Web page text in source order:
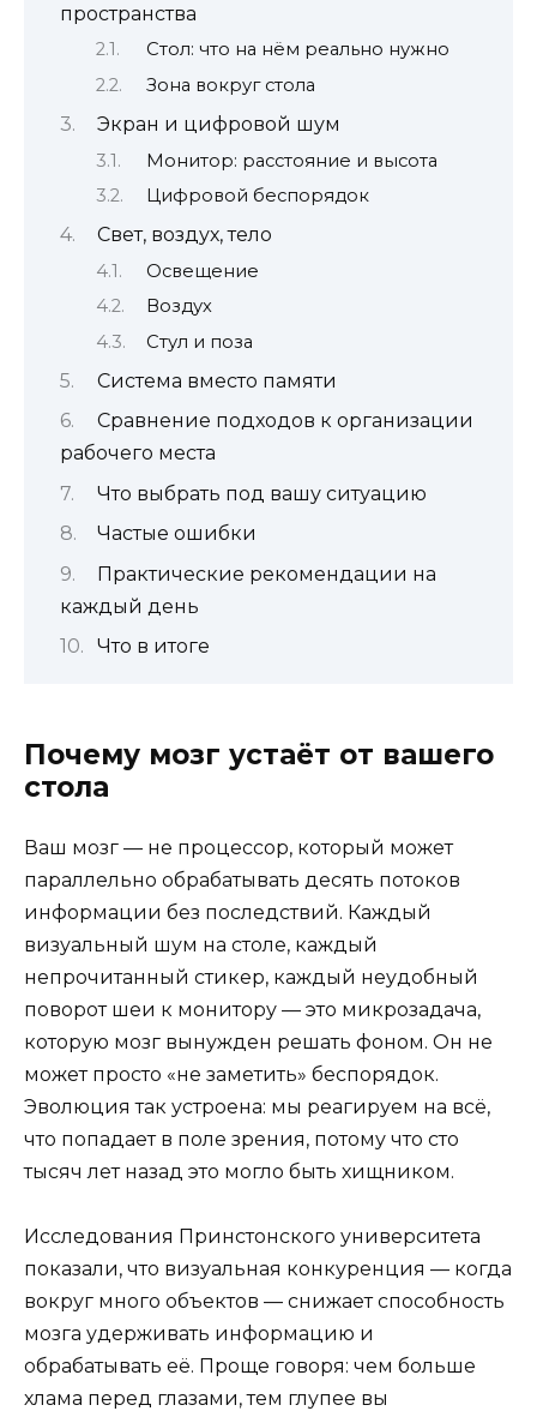
пространства
Стол: что на нём реально нужно
Зона вокруг стола
Экран и цифровой шум
Монитор: расстояние и высота
Цифровой беспорядок
Свет, воздух, тело
Освещение
Воздух
Стул и поза
Система вместо памяти
Сравнение подходов к организации
рабочего места
Что выбрать под вашу ситуацию
Частые ошибки
Практические рекомендации на
каждый день
Что в итоге
Почему мозг устаёт от вашего
стола
Ваш мозг — не процессор, который может
параллельно обрабатывать десять потоков
информации без последствий. Каждый
визуальный шум на столе, каждый
непрочитанный стикер, каждый неудобный
поворот шеи к монитору — это микрозадача,
которую мозг вынужден решать фоном. Он не
может просто «не заметить» беспорядок.
Эволюция так устроена: мы реагируем на всё,
что попадает в поле зрения, потому что сто
тысяч лет назад это могло быть хищником.
Исследования Принстонского университета
показали, что визуальная конкуренция — когда
вокруг много объектов — снижает способность
мозга удерживать информацию и
обрабатывать её. Проще говоря: чем больше
хлама перед глазами, тем глупее вы